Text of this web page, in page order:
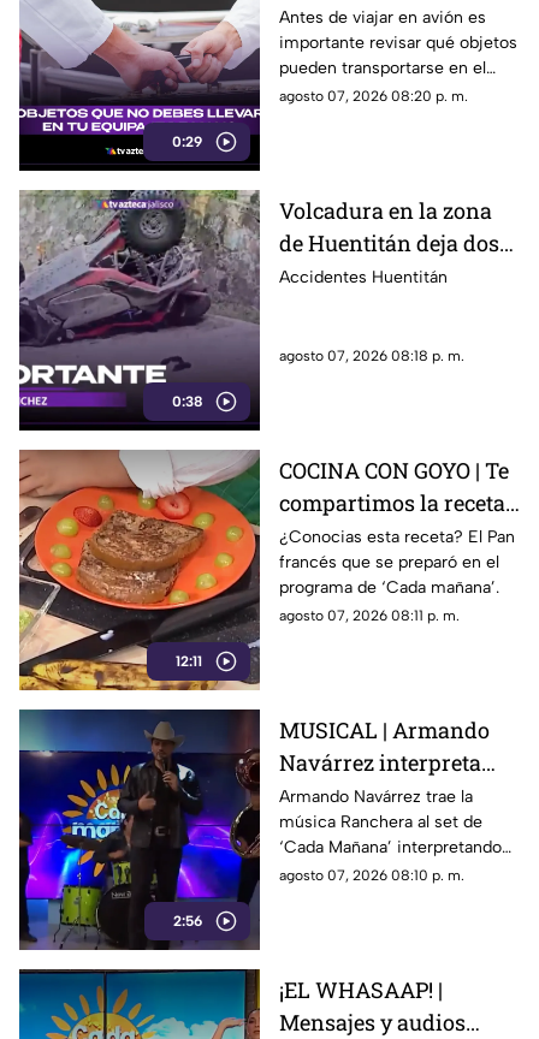
0:29
mano y podrían
quitarte en el
aeropuerto
Antes de viajar en avión es
importante revisar qué objetos
pueden transportarse en el
equipaje de mano, ya que
agosto 07, 2026 08:20 p. m.
0:38
Volcadura en la zona
de Huentitán deja dos
personas heridas
Accidentes Huentitán
agosto 07, 2026 08:18 p. m.
12:11
COCINA CON GOYO | Te
compartimos la receta
de un delicioso pan
francés
¿Conocias esta receta? El Pan
francés que se preparó en el
programa de ‘Cada mañana’.
agosto 07, 2026 08:11 p. m.
2:56
MUSICAL | Armando
Navárrez interpreta
'Corazón en modo
Avión' EN VIVO
Armando Navárrez trae la
música Ranchera al set de
‘Cada Mañana’ interpretando
su canción ‘Corazón en modo
agosto 07, 2026 08:10 p. m.
¡EL WHASAAP! |
Mensajes y audios